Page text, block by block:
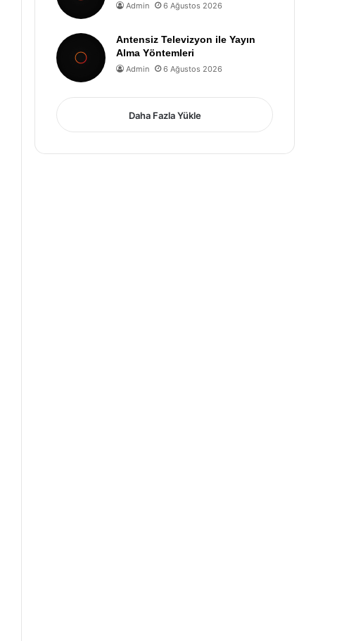
Admin 6 Ağustos 2026
Antensiz Televizyon ile Yayın
Alma Yöntemleri
Admin 6 Ağustos 2026
Daha Fazla Yükle